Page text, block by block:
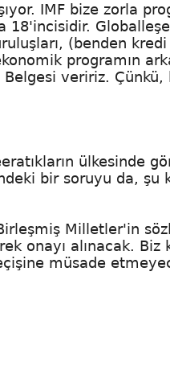
IMF bize zorla
18'incisidir.
(benden kredi
programın
veririz. Çünkü,
ülkesinde
bir soruyu da, şu
Milletler'in
onayı alınacak. Biz
müsade